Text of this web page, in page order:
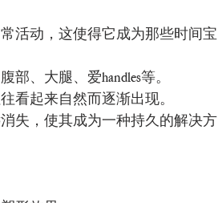
活动，这使得它成为那些时间宝
、大腿、爱handles等。
看起来自然而逐渐出现。
失，使其成为一种持久的解决方